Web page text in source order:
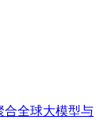
合全球大模型与